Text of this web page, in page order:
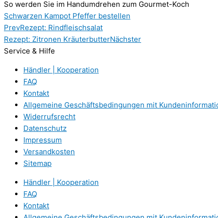
So werden Sie im Handumdrehen zum Gourmet-Koch
Schwarzen Kampot Pfeffer bestellen
PrevRezept: Rindfleischsalat
Rezept: Zitronen KräuterbutterNächster
Service & Hilfe
Händler | Kooperation
FAQ
Kontakt
Allgemeine Geschäftsbedingungen mit
Widerrufsrecht
Datenschutz
Impressum
Versandkosten
Sitemap
Händler | Kooperation
FAQ
Kontakt